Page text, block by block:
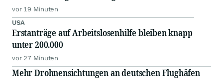
vor 19 Minuten
USA
Erstanträge auf Arbeitslosenhilfe bleiben knapp
unter 200.000
vor 27 Minuten
Mehr Drohnensichtungen an deutschen Flughäfen